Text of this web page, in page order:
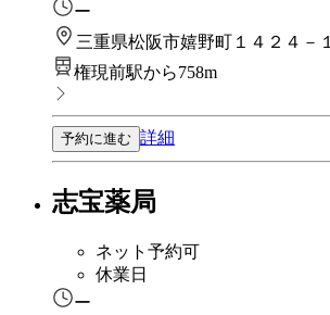
ー
三重県松阪市嬉野町１４２４－１
権現前駅から758m
予約に進む 詳細
志宝薬局
ネット予約可
休業日
ー